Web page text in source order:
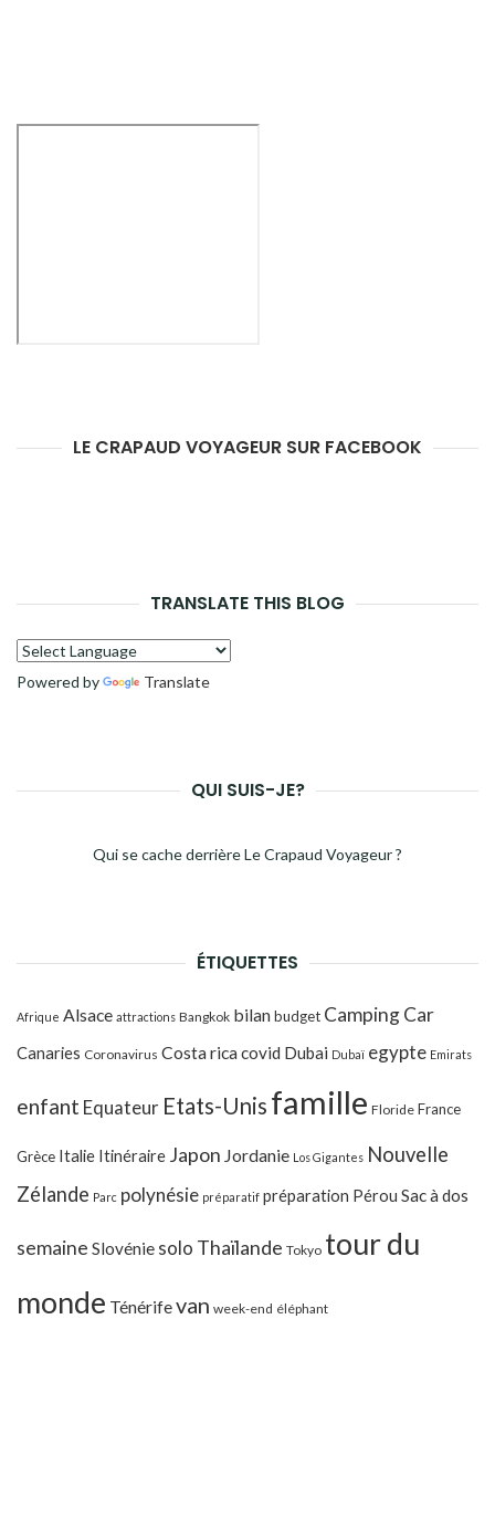
LE CRAPAUD VOYAGEUR SUR FACEBOOK
TRANSLATE THIS BLOG
Powered by Translate
QUI SUIS-JE?
Qui se cache derrière Le Crapaud Voyageur ?
ÉTIQUETTES
Afrique Alsace attractions Bangkok bilanbudget Camping Car
Canaries Coronavirus Costa ricacovid Dubai Dubaï egypte Emirats
enfant Equateur Etats-Unis famille Floride France
Grèce Italie Itinéraire Japon Jordanie Los Gigantes Nouvelle
Zélande Parc polynésie préparatif préparation Pérou Sac à dos
semaine Slovénie solo Thaïlande Tokyo tour du
monde Ténérifevan week-end éléphant